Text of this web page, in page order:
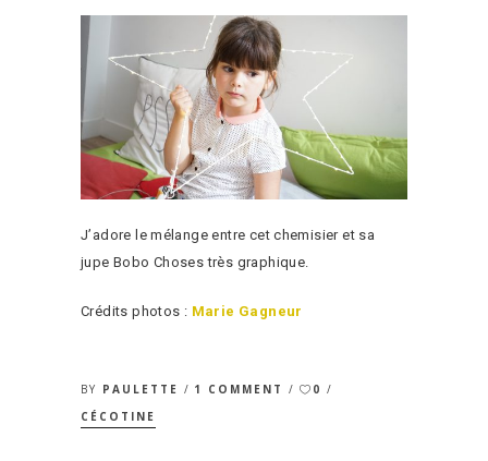
J’adore le mélange entre cet chemisier et sa
jupe Bobo Choses très graphique.
Crédits photos : Marie Gagneur
BY PAULETTE 1 COMMENT
0
CÉCOTINE